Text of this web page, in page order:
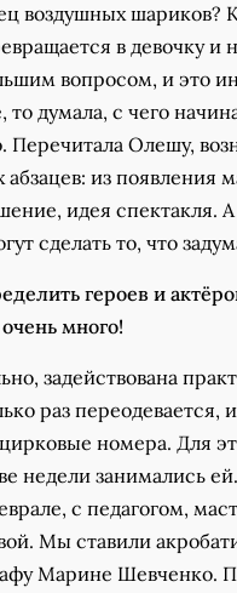
воздушных шариков?
в девочку и
вопросом, и это
думала, с чего
Перечитала Олешу,
из появления
идея спектакля.
сделать то, что
героев и
много!
задействована
раз переодевается,
номера. Для
недели занимались
с педагогом,
Мы ставили
Марине Шевченко.